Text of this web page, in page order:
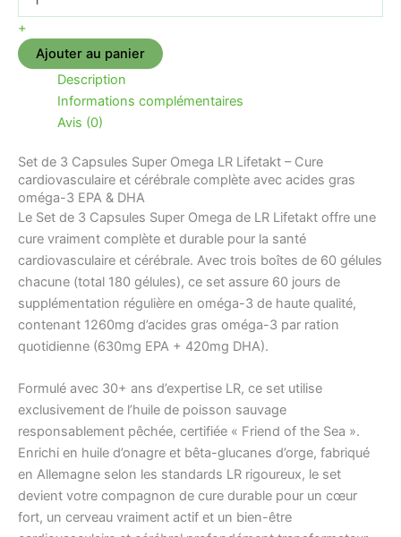
+
Ajouter au panier
Description
Informations complémentaires
Avis (0)
Set de 3 Capsules Super Omega LR Lifetakt – Cure
cardiovasculaire et cérébrale complète avec acides gras
oméga-3 EPA & DHA
Le Set de 3 Capsules Super Omega de LR Lifetakt offre une
cure vraiment complète et durable pour la santé
cardiovasculaire et cérébrale. Avec trois boîtes de 60 gélules
chacune (total 180 gélules), ce set assure 60 jours de
supplémentation régulière en oméga-3 de haute qualité,
contenant 1260mg d’acides gras oméga-3 par ration
quotidienne (630mg EPA + 420mg DHA).
Formulé avec 30+ ans d’expertise LR, ce set utilise
exclusivement de l’huile de poisson sauvage
responsablement pêchée, certifiée « Friend of the Sea ».
Enrichi en huile d’onagre et bêta-glucanes d’orge, fabriqué
en Allemagne selon les standards LR rigoureux, le set
devient votre compagnon de cure durable pour un cœur
fort, un cerveau vraiment actif et un bien-être